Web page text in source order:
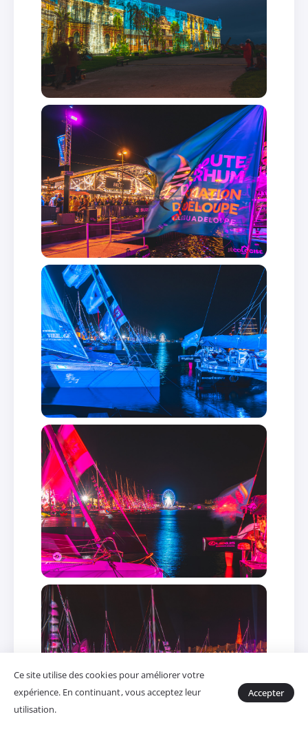
Ce site utilise des cookies pour améliorer votre
expérience. En continuant, vous acceptez leur
utilisation.
Accepter